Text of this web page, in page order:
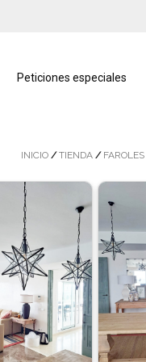
Peticiones especiales
INICIO /TIENDA / FAROLES